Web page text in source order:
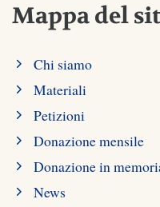
Mappa del
Chi siamo
Materiali
Petizioni
Donazione mensile
Donazione in
News